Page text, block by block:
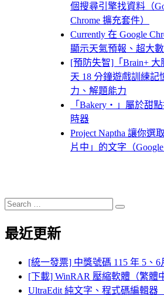
個搜尋引擎找資料（
Chrome 擴充套件）
Currently 在 Google
顯示天氣預報、超大
[預防失智]「Brain+ 大
天 18 分鐘遊戲訓練記
力、解題能力
「Bakery・」屬於甜
時器
Project Naptha 讓你選
片中」的文字（Google
Search
for:
Search
最近更新
[統一發票] 中獎號碼 115 年 5、6
[下載] WinRAR 壓縮軟體（繁體
UltraEdit 純文字、程式碼編輯器